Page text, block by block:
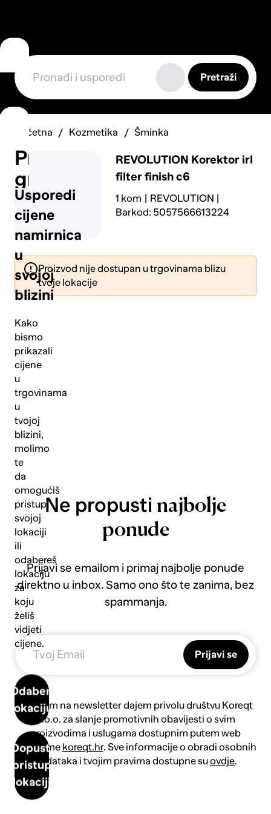
Usporedi
cijene
namirnica
u
svojoj
blizini
Kako
bismo
prikazali
cijene
u
trgovinama
u
tvojoj
blizini,
molimo
te
da
omogućiš
pristup
svojoj
lokaciji
ili
odabereš
lokaciju
za
koju
želiš
vidjeti
cijene.
Odaberi
lokaciju
Dopusti
pristup
lokaciji
Prijavi
grešku
Pošalji
Pretraži
Početna Kozmetika Šminka
REVOLUTION Korektor irl
filter finish c6
1 kom
REVOLUTION
Barkod: 5057566613224
Proizvod nije dostupan u trgovinama blizu
tvoje lokacije
Ne propusti najbolje
ponude
Prijavi se emailom i primaj najbolje ponude
direktno u inbox. Samo ono što te zanima, bez
spammanja.
Prijavi se
Prijavom na newsletter dajem privolu društvu Koreqt
d.o.o. za slanje promotivnih obavijesti o svim
proizvodima i uslugama dostupnim putem web
platforme koreqt.hr. Sve informacije o obradi osobnih
podataka i tvojim pravima dostupne suovdje.